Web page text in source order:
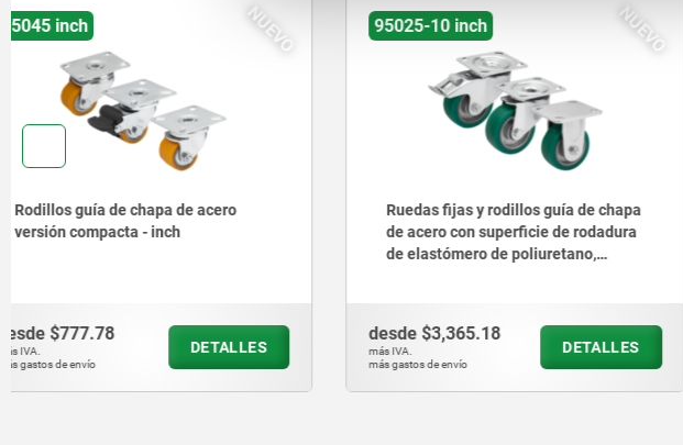
NUEVO
95025-10 inch
Ruedas fijas y rodillos guía de chapa
de acero con superficie de rodadura
desde$3,365.18
más IVA.
más gastos de envío
DETALLES
NUEVO
95025-11 inch
Ruedas fijas y rodillos guía de chapa
de acero con superficie de rodadura
de elastómero de poliuretano,
desde$5,890.57
más IVA.
más gastos de envío
DETALLES